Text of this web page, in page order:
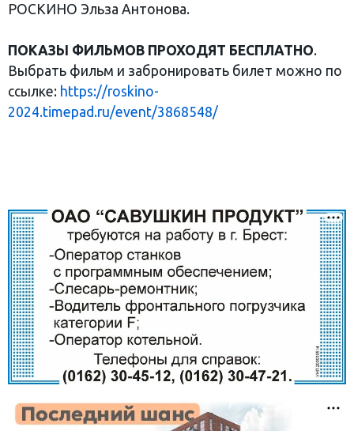
РОСКИНО Эльза Антонова.
ПОКАЗЫ ФИЛЬМОВ ПРОХОДЯТ БЕСПЛАТНО.
Выбрать фильм и забронировать билет можно по
ссылке: https://roskino-
2024.timepad.ru/event/3868548/